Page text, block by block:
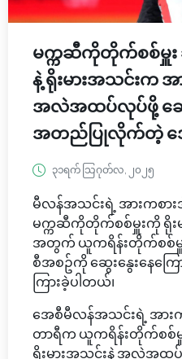
မက္ကဆီကိုတိုက်စစ်မှူး
နဲ့ ရိုးမားအသင်းက
အလဲအထပ်လုပ်ဖို့ ဆွေး
အတည်ပြုလိုက်တဲ့ အ
၃၁ရက် သြဂုတ်လ, ၂၀၂၅
မီလန်အသင်းရဲ့ အားကစာ
မက္ကဆီကိုတိုက်စစ်မှူးကို ရိုး
အတွက် ယူကရိန်းတိုက်စစ်
စီအစဥ်ကို ဆွေးနွေးနေကြော
ကြားခဲ့ပါတယ်၊
အေစီမီလန်အသင်းရဲ့ အား
တာရီက ယူကရိန်းတိုက်စစ်မှူ
ရိုးမားအသင်းနဲ့ အလဲအထ